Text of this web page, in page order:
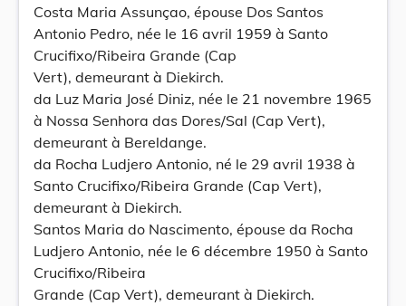
Costa Maria Assunçao, épouse Dos Santos
Antonio Pedro, née le 16 avril 1959 à Santo
Crucifixo/Ribeira Grande (Cap
Vert), demeurant à Diekirch.
da Luz Maria José Diniz, née le 21 novembre 1965
à Nossa Senhora das Dores/Sal (Cap Vert),
demeurant à Bereldange.
da Rocha Ludjero Antonio, né le 29 avril 1938 à
Santo Crucifixo/Ribeira Grande (Cap Vert),
demeurant à Diekirch.
Santos Maria do Nascimento, épouse da Rocha
Ludjero Antonio, née le 6 décembre 1950 à Santo
Crucifixo/Ribeira
Grande (Cap Vert), demeurant à Diekirch.